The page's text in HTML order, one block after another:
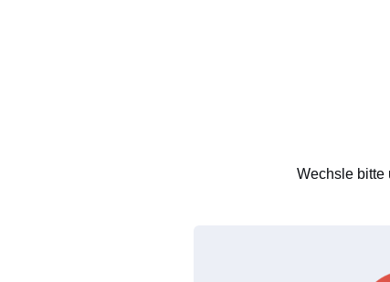
Wechsle bitte